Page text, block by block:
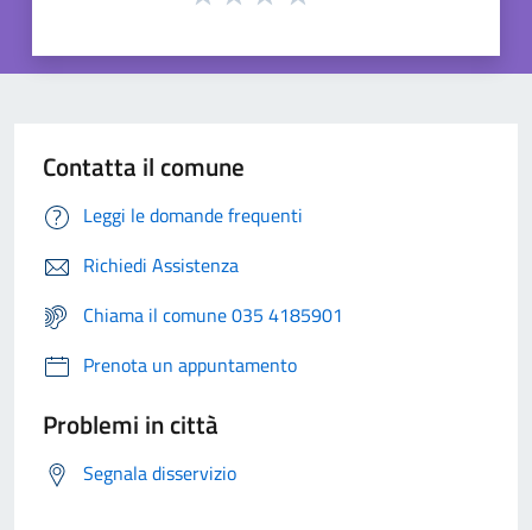
Contatta il comune
Leggi le domande frequenti
Richiedi Assistenza
Chiama il comune 035 4185901
Prenota un appuntamento
Problemi in città
Segnala disservizio